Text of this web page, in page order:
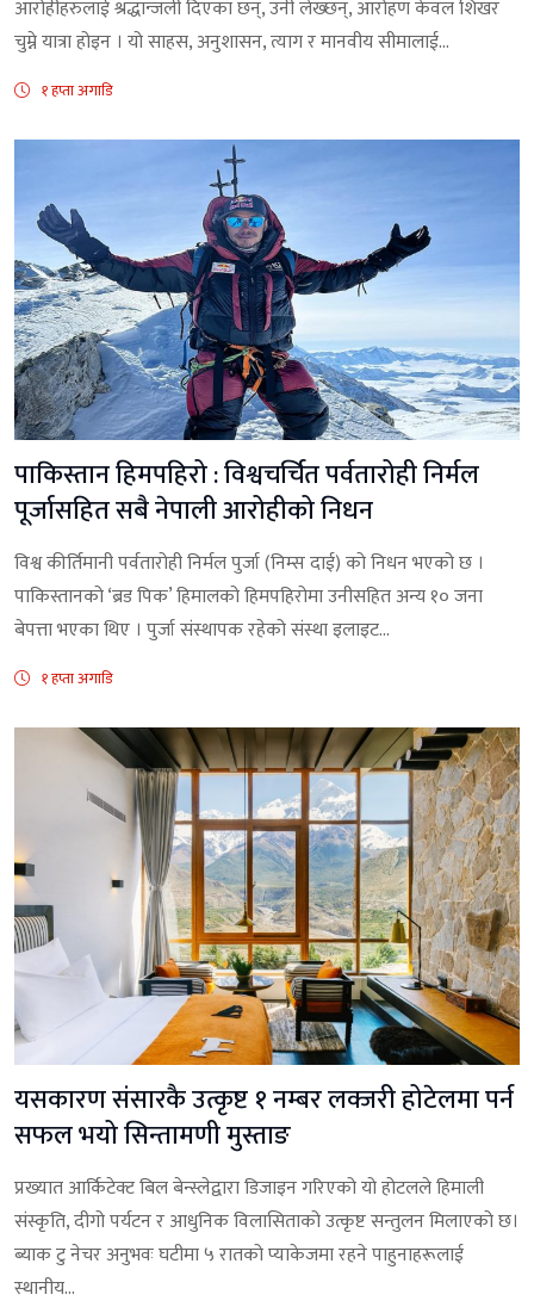
आरोहीहरुलाई श्रद्धान्जली दिएका छन्, उनी लेख्छन्, आरोहण केवल शिखर
चुम्ने यात्रा होइन । यो साहस, अनुशासन, त्याग र मानवीय सीमालाई...
१ हप्ता अगाडि
पाकिस्तान हिमपहिरो : विश्वचर्चित पर्वतारोही निर्मल
पूर्जासहित सबै नेपाली आरोहीको निधन
विश्व कीर्तिमानी पर्वतारोही निर्मल पुर्जा (निम्स दाई) को निधन भएको छ ।
पाकिस्तानको ‘ब्रड पिक’ हिमालको हिमपहिरोमा उनीसहित अन्य १० जना
बेपत्ता भएका थिए । पुर्जा संस्थापक रहेको संस्था इलाइट...
१ हप्ता अगाडि
यसकारण संसारकै उत्कृष्ट १ नम्बर लक्जरी होटेलमा पर्न
सफल भयो सिन्तामणी मुस्ताङ
प्रख्यात आर्किटेक्ट बिल बेन्स्लेद्वारा डिजाइन गरिएको यो होटलले हिमाली
संस्कृति, दीगो पर्यटन र आधुनिक विलासिताको उत्कृष्ट सन्तुलन मिलाएको छ।
ब्याक टु नेचर अनुभवः घटीमा ५ रातको प्याकेजमा रहने पाहुनाहरूलाई
स्थानीय...